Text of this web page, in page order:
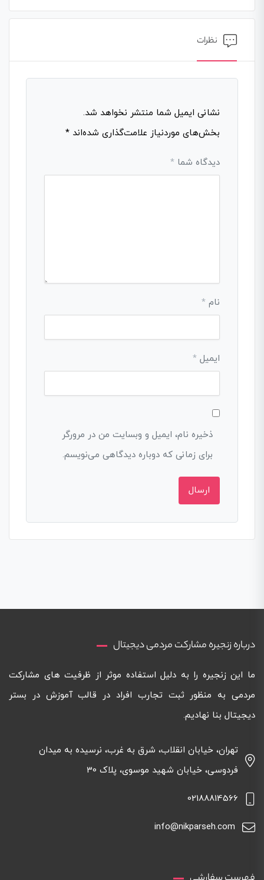
نظرات
نشانی ایمیل شما منتشر نخواهد شد.
بخش‌های موردنیاز علامت‌گذاری شده‌اند *
دیدگاه شما *
نام *
ایمیل *
ذخیره نام، ایمیل و وبسایت من در مرورگر
برای زمانی که دوباره دیدگاهی می‌نویسم.
درباره زنجیره مشارکت مردمی دیجیتال
ما این زنجیره را به دلیل استفاده موثر از ظرفیت های مشارکت
مردمی به منظور ثبت تجارب افراد در قالب آموزش در بستر
دیجیتال بنا نهادیم.
تهران، خیابان انقلاب، شرق به غرب، نرسیده به میدان
فردوسی، خیابان شهید موسوی، پلاک 30
02188814566
info@nikparseh.com